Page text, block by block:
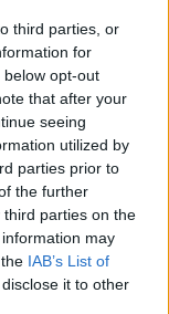
third parties, or
for
opt-out
that after your
seeing
utilized by
parties prior to
the further
parties on the
may
IAB’s List of
it to other
szép házat,
bírom már a
Azt
az anyjától
értem, és